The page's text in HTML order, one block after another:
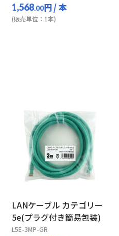
1,568.00円/ 本
(販売単位：1本)
LANケーブル カテゴリー
5e(プラグ付き簡易包装)
L5E-3MP-GR